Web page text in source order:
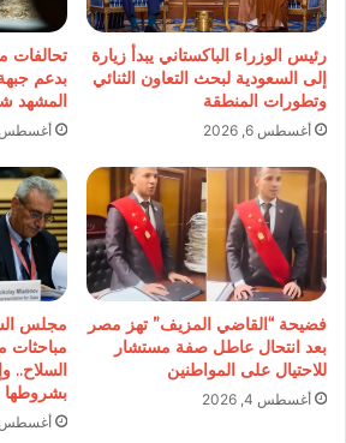
رئيس الوزراء الباكستاني يبدأ زيارة
إلى السعودية لبحث التعاون الثنائي
وتطورات المنطقة
أغسطس 6, 2026
تحالفات
بدعم
المشهد
أغسطس 5, 2026
فضيحة “القاضي المزيف” تهز مصر
بعد انتحال عاطل صفة مستشار
للاحتيال على المواطنين
أغسطس 4, 2026
مجلس
مباحثات
السلاح..
بشروطها
أغسطس 3, 2026